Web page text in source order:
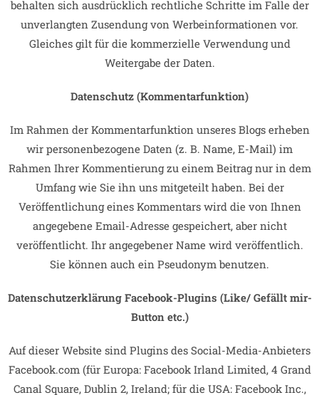
behalten sich ausdrücklich rechtliche Schritte im Falle der
unverlangten Zusendung von Werbeinformationen vor.
Gleiches gilt für die kommerzielle Verwendung und
Weitergabe der Daten.
Datenschutz (Kommentarfunktion)
Im Rahmen der Kommentarfunktion unseres Blogs erheben
wir personenbezogene Daten (z. B. Name, E-Mail) im
Rahmen Ihrer Kommentierung zu einem Beitrag nur in dem
Umfang wie Sie ihn uns mitgeteilt haben. Bei der
Veröffentlichung eines Kommentars wird die von Ihnen
angegebene Email-Adresse gespeichert, aber nicht
veröffentlicht. Ihr angegebener Name wird veröffentlich.
Sie können auch ein Pseudonym benutzen.
Datenschutzerklärung Facebook-Plugins (Like/ Gefällt mir-
Button etc.)
Auf dieser Website sind Plugins des Social-Media-Anbieters
Facebook.com (für Europa: Facebook Irland Limited, 4 Grand
Canal Square, Dublin 2, Ireland; für die USA: Facebook Inc.,